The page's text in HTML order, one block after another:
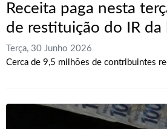
Receita paga nesta
de restituição do IR da
Terça, 30 Junho 2026
Cerca de 9,5 milhões de contribuintes